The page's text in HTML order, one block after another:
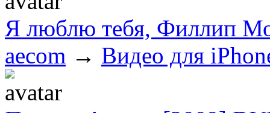
Я люблю тебя, Филлип
aecom → Видео для